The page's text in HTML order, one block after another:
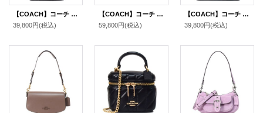
【COACH】コーチ バッグ デニム レザー シグネチャー ミニ アシュトン 2way クロスボディ 斜め掛け ショルダー ハンドバッグ ブラック（日本未発売）
39,800円(税込)
【COACH】コーチ バッグ デニム カーゴ トート レザー 刺繡 ロゴ 2WAY クロスボディ ショルダー ハンドバッグ トートバッグ インディゴ（日本未発売）
59,800円(税込)
【COACH】コーチ ぺブルレザー パイソン ジャージー フラップ クロスボディ 3WAY クラッチ ショルダー ハンドバッグ インディゴマルチ（日本未発売）
39,800円(税込)